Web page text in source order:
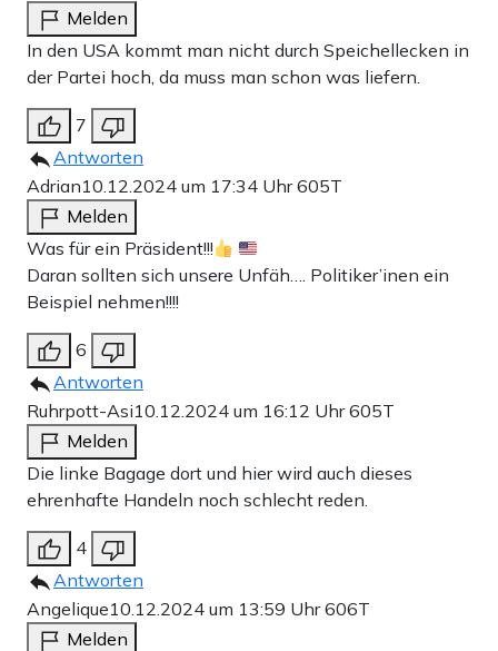
Melden
In den USA kommt man nicht durch Speichellecken in
der Partei hoch, da muss man schon was liefern.
7
Antworten
Adrian10.12.2024 um 17:34 Uhr605T
Melden
Was für ein Präsident!!!
Daran sollten sich unsere Unfäh…. Politiker’inen ein
Beispiel nehmen!!!!
6
Antworten
Ruhrpott-Asi10.12.2024 um 16:12 Uhr605T
Melden
Die linke Bagage dort und hier wird auch dieses
ehrenhafte Handeln noch schlecht reden.
4
Antworten
Angelique10.12.2024 um 13:59 Uhr606T
Melden